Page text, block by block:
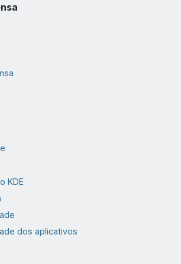
KDE
dos aplicativos